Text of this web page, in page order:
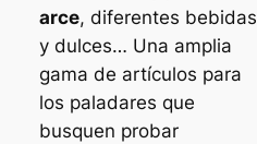
arce, diferentes bebidas
y dulces… Una amplia
gama de artículos para
los paladares que
busquen probar